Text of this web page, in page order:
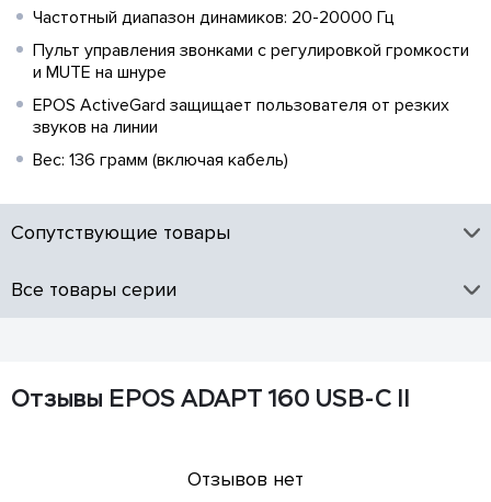
Частотный диапазон динамиков: 20-20000 Гц
Пульт управления звонками с регулировкой громкости
и MUTE на шнуре
EPOS ActiveGard защищает пользователя от резких
звуков на линии
Вес: 136 грамм (включая кабель)
Сопутствующие товары
Все товары серии
Отзывы EPOS ADAPT 160 USB-C II
Отзывов нет